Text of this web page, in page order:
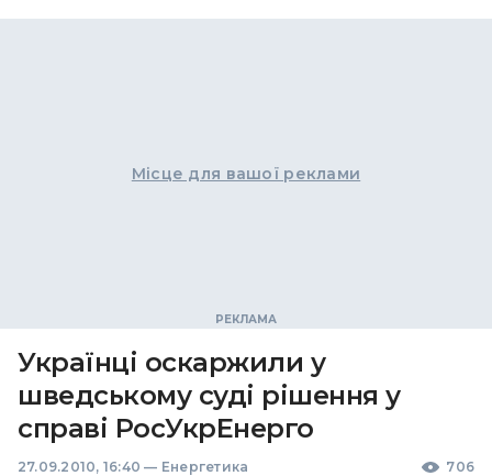
Місце для вашої реклами
Українці оскаржили у
шведському суді рішення у
справі РосУкрЕнерго
27.09.2010, 16:40 — Енергетика 706